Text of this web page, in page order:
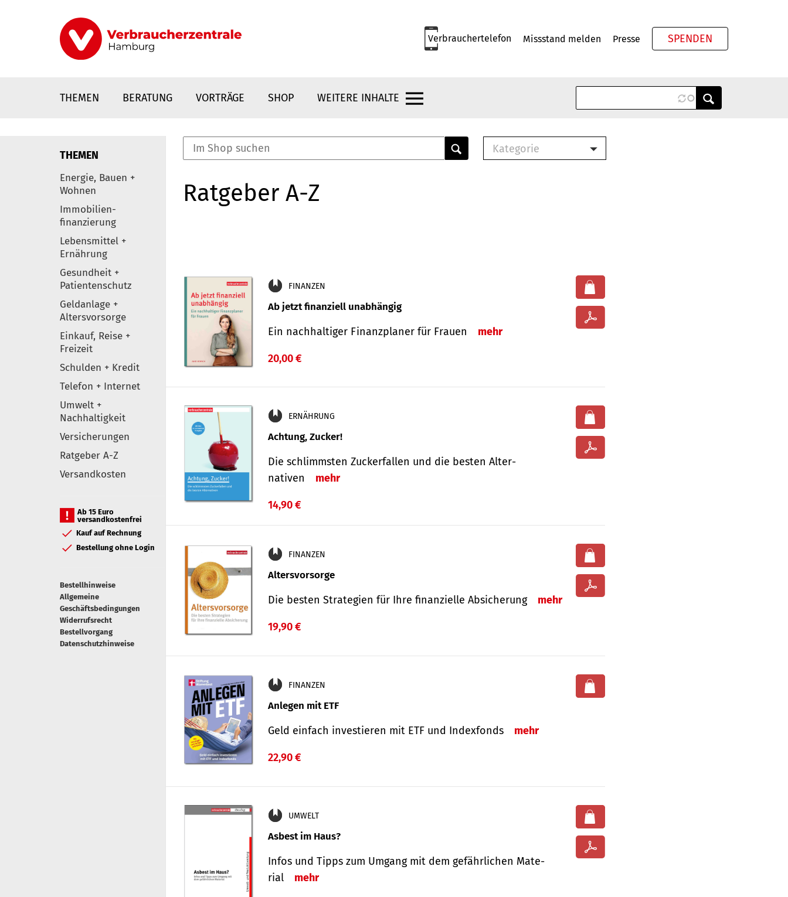
Verbrauchertelefon Missstand melden Presse SPENDEN
THEMEN BERATUNG VORTRÄGE SHOP WEITERE INHALTE
Elemente
THEMEN
Energie, Bauen +
Wohnen
Immobilien-
finanzierung
Lebensmittel +
Ernährung
Gesundheit +
Patientenschutz
Geldanlage +
Altersvorsorge
Einkauf, Reise +
Freizeit
Schulden + Kredit
Telefon + Internet
Umwelt +
Nachhaltigkeit
Versicherungen
Ratgeber A-Z
Versandkosten
Ab 15 Euro
versandkostenfrei
Kauf auf Rechnung
Bestellung ohne Login
Bestellhinweise
Allgemeine
Geschäftsbedingungen
Widerrufsrecht
Bestellvorgang
Datenschutzhinweise
Kategorie
Ratgeber A-Z
FINANZEN
Ab jetzt finanziell unabhängig
Ein nachhaltiger Finanzplaner für Frauen mehr
20,00 €
ERNÄHRUNG
Achtung, Zucker!
Die schlimmsten Zucker­fallen und die besten Alter­
nativen
mehr
14,90 €
FINANZEN
Altersvorsorge
Die besten Strategien für Ihre finanzielle Absicherung mehr
19,90 €
FINANZEN
Anlegen mit ETF
Geld einfach investieren mit ETF und Indexfonds mehr
22,90 €
UMWELT
Asbest im Haus?
Infos und Tipps zum Um­gang mit dem ge­fähr­lichen Mate­
rial
mehr